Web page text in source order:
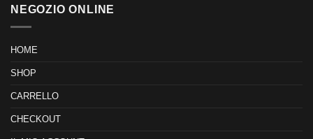
NEGOZIO ONLINE
HOME
SHOP
CARRELLO
CHECKOUT